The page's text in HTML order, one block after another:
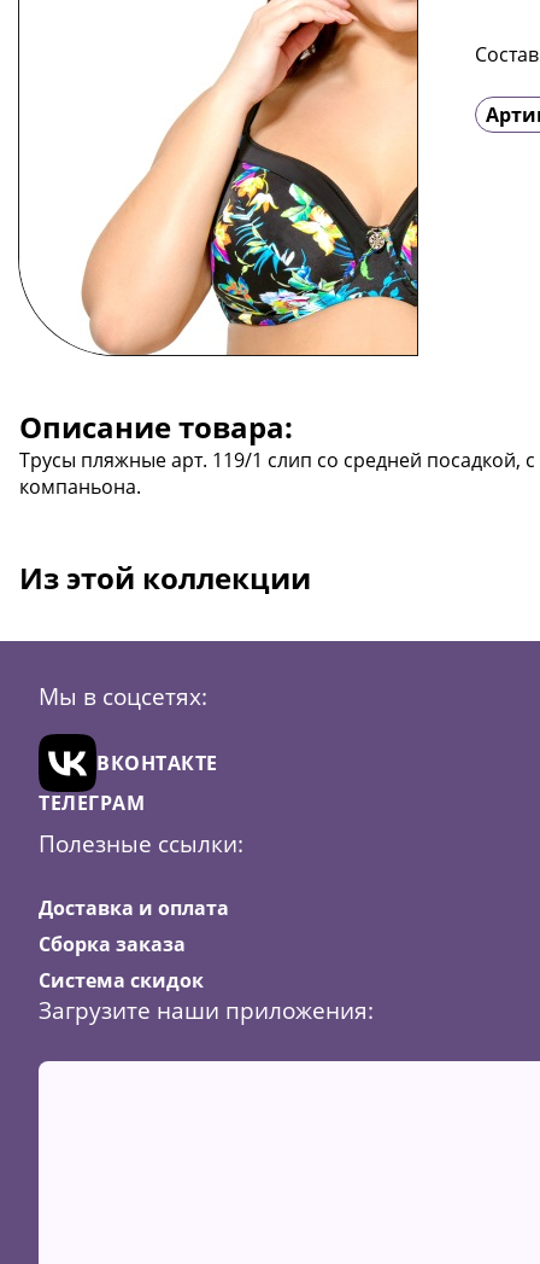
Скидка
Описание товара:
Трусы пляжные арт. 119/1 слип со средней посадкой,
компаньона.
Из этой коллекции
Мы в соцсетях:
ВКОНТАКТЕ
ТЕЛЕГРАМ
Полезные ссылки:
Доставка и оплата
Сборка заказа
Система скидок
Загрузите наши приложения: